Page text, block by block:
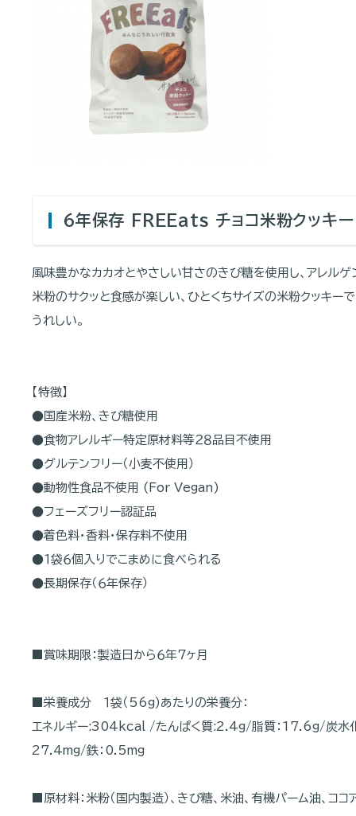
６年保存 FREEats チョコ米粉クッキー
風味豊かなカカオとやさしい甘さのきび糖を使用し、アレル
米粉のサクッと食感が楽しい、ひとくちサイズの米粉クッキー
うれしい。
【特徴】
●国産米粉、きび糖使用
●食物アレルギー特定原材料等２８品目不使用
●グルテンフリー（小麦不使用）
●動物性食品不使用 (For Vegan)
●フェーズフリー認証品
●着色料・香料・保存料不使用
●１袋６個入りでこまめに食べられる
●長期保存（６年保存）
■賞味期限：製造日から６年７ヶ月
■栄養成分 １袋（56g)あたりの栄養分：
エネルギー:304kcal /たんぱく質:2.4g/脂質：17.6g/炭水
27.4mg/鉄：0.5mg
■原材料：米粉（国内製造）、きび糖、米油、有機パーム油、ココ